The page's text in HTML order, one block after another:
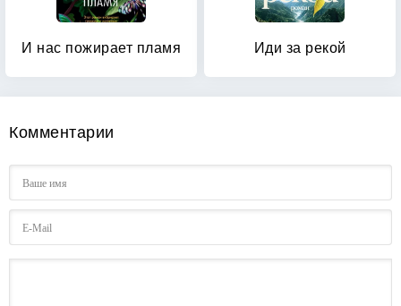
И нас пожирает пламя Иди за рекой
Комментарии